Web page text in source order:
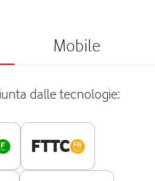
Mobile
dalle tecnologie:
FTTC